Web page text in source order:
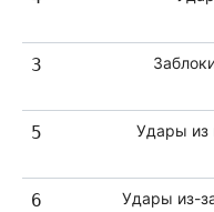
3
5 Удары из
6 Удары из-